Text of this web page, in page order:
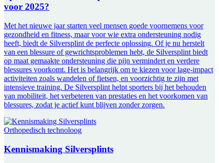
voor 2025?
Met het nieuwe jaar starten veel mensen goede voornemens voor
gezondheid en fitness, maar voor wie extra ondersteuning nodig
heeft, biedt de Silversplint de perfecte oplossing. Of je nu herstelt
van een blessure of gewrichtsproblemen hebt, de Silversplint biedt
op maat gemaakte ondersteuning die pijn vermindert en verdere
blessures voorkomt. Het is belangrijk om te kiezen voor lage-impact
activiteiten zoals wandelen of fietsen, en voorzichtig te zijn met
intensieve training. De Silversplint helpt sporters bij het behouden
van mobiliteit, het verbeteren van prestaties en het voorkomen van
blessures, zodat je actief kunt blijven zonder zorgen.
Orthopedisch technoloog
Kennismaking Silversplints